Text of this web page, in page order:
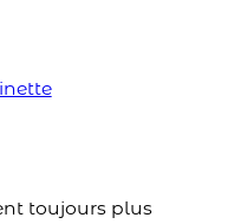
toujours plus